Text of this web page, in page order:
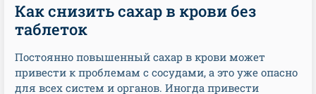
Как снизить сахар в крови без
таблеток
Постоянно повышенный сахар в крови может
привести к проблемам с сосудами, а это уже опасно
для всех систем и органов. Иногда привести